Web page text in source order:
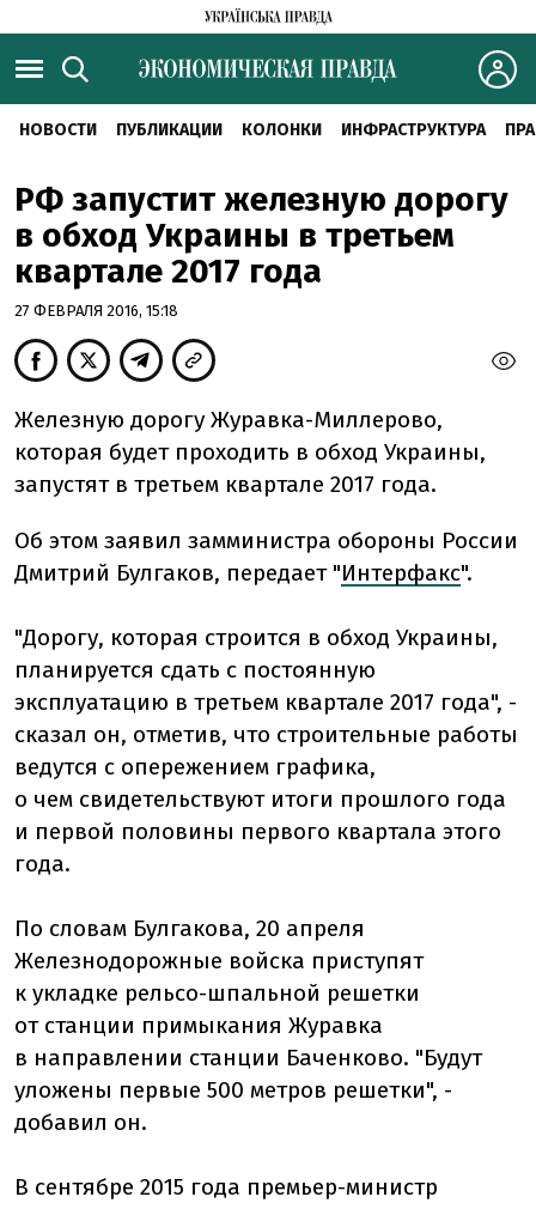
НОВОСТИ ПУБЛИКАЦИИ КОЛОНКИ ИНФРАСТРУКТУРА
РФ запустит железную дорогу
в обход Украины в третьем
квартале 2017 года
27 ФЕВРАЛЯ 2016, 15:18
Железную дорогу Журавка-Миллерово,
которая будет проходить в обход Украины,
запустят в третьем квартале 2017 года.
Об этом заявил замминистра обороны России
Дмитрий Булгаков, передает "Интерфакс".
"Дорогу, которая строится в обход Украины,
планируется сдать с постоянную
эксплуатацию в третьем квартале 2017 года", -
сказал он, отметив, что строительные работы
ведутся с опережением графика,
о чем свидетельствуют итоги прошлого года
и первой половины первого квартала этого
года.
По словам Булгакова, 20 апреля
Железнодорожные войска приступят
к укладке рельсо-шпальной решетки
от станции примыкания Журавка
в направлении станции Баченково. "Будут
уложены первые 500 метров решетки", -
добавил он.
В сентябре 2015 года премьер-министр